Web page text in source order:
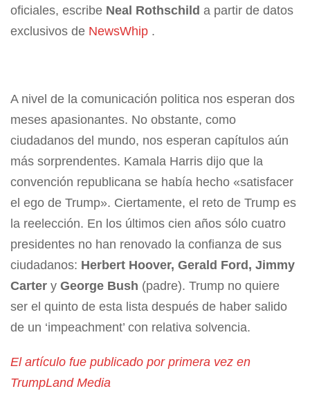
oficiales, escribe Neal Rothschild a partir de datos
exclusivos de NewsWhip .
A nivel de la comunicación politica nos esperan dos
meses apasionantes. No obstante, como
ciudadanos del mundo, nos esperan capítulos aún
más sorprendentes. Kamala Harris dijo que la
convención republicana se había hecho «satisfacer
el ego de Trump». Ciertamente, el reto de Trump es
la reelección. En los últimos cien años sólo cuatro
presidentes no han renovado la confianza de sus
ciudadanos: Herbert Hoover, Gerald Ford, Jimmy
Carter y George Bush (padre). Trump no quiere
ser el quinto de esta lista después de haber salido
de un ‘impeachment’ con relativa solvencia.
El artículo fue publicado por primera vez en
TrumpLand Media